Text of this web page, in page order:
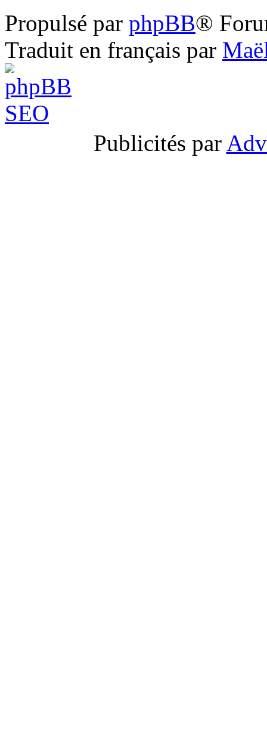
Propulsé par phpBB®
Traduit en français par
Publicités par